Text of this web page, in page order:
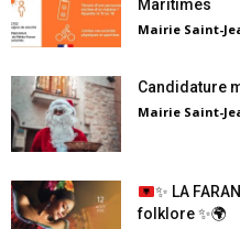
Maritimes
Mairie Saint-
Candidature
Mairie Saint-
✨ LA
folklore✨🌍